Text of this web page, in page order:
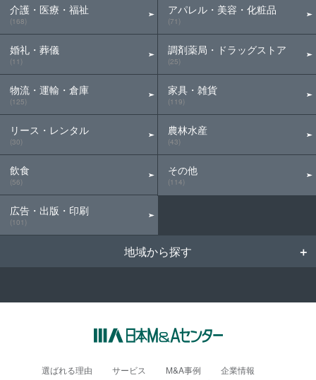
介護・医療・福祉
(168)
婚礼・葬儀
(11)
物流・運輸・倉庫
(125)
リース・レンタル
(30)
飲食
(56)
広告・出版・印刷
(101)
アパレル・美容・化粧品
(71)
調剤薬局・ドラッグストア
(25)
家具・雑貨
(119)
農林水産
(43)
その他
(114)
地域から探す
選ばれる理由 サービス M&A事例
企業情報